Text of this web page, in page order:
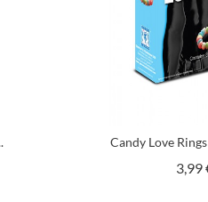
Candy Love
3,99